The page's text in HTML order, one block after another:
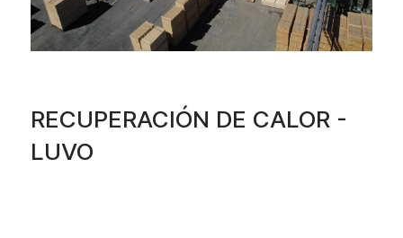
RECUPERACIÓN DE CALOR -
LUVO